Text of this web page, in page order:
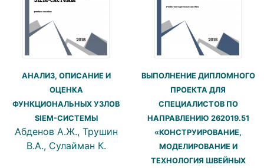
АНАЛИЗ, ОПИСАНИЕ И
ОЦЕНКА
ФУНКЦИОНАЛЬНЫХ УЗЛОВ
SIEM-СИСТЕМЫ
Абденов А.Ж., Трушин
В.А., Сулайман К.
ВЫПОЛНЕНИЕ ДИПЛОМНОГО
ПРОЕКТА ДЛЯ
СПЕЦИАЛИСТОВ ПО
НАПРАВЛЕНИЮ 262019.51
«КОНСТРУИРОВАНИЕ,
МОДЕЛИРОВАНИЕ И
ТЕХНОЛОГИЯ ШВЕЙНЫХ